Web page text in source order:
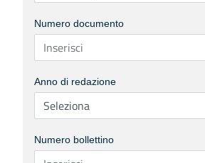
Numero documento
Anno di redazione
Numero bollettino